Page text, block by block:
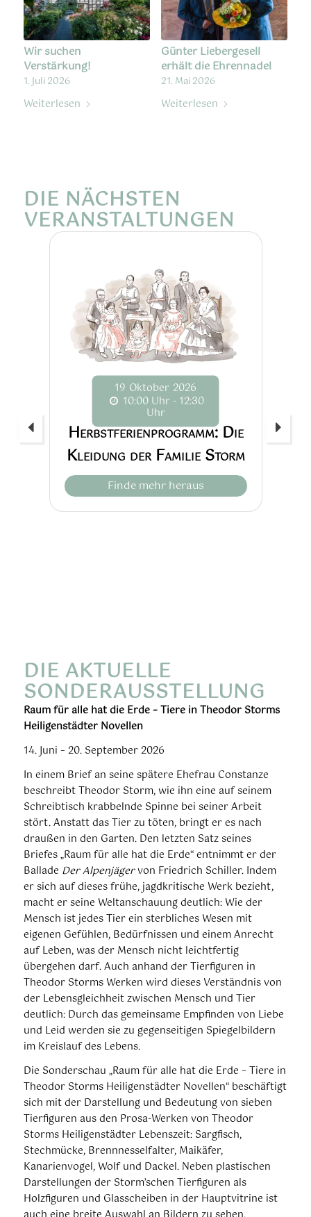
Wir suchen
Verstärkung!
1. Juli 2026
Weiterlesen
Günter Liebergesell
erhält die Ehrennadel
21. Mai 2026
Weiterlesen
DIE NÄCHSTEN
VERANSTALTUNGEN
19 Oktober 2026
10:00 Uhr - 12:30
Uhr
Herbstferienprogramm: Die
Kleidung der Familie Storm
Finde mehr heraus
DIE AKTUELLE
SONDERAUSSTELLUNG
Raum für alle hat die Erde – Tiere in Theodor Storms
Heiligenstädter Novellen
14. Juni – 20. September 2026
In einem Brief an seine spätere Ehefrau Constanze
beschreibt Theodor Storm, wie ihn eine auf seinem
Schreibtisch krabbelnde Spinne bei seiner Arbeit
stört. Anstatt das Tier zu töten, bringt er es nach
draußen in den Garten. Den letzten Satz seines
Briefes „Raum für alle hat die Erde“ entnimmt er der
Ballade Der Alpenjägervon Friedrich Schiller. Indem
er sich auf dieses frühe, jagdkritische Werk bezieht,
macht er seine Weltanschauung deutlich: Wie der
Mensch ist jedes Tier ein sterbliches Wesen mit
eigenen Gefühlen, Bedürfnissen und einem Anrecht
auf Leben, was der Mensch nicht leichtfertig
übergehen darf. Auch anhand der Tierfiguren in
Theodor Storms Werken wird dieses Verständnis von
der Lebensgleichheit zwischen Mensch und Tier
deutlich: Durch das gemeinsame Empfinden von Liebe
und Leid werden sie zu gegenseitigen Spiegelbildern
im Kreislauf des Lebens.
Die Sonderschau „Raum für alle hat die Erde – Tiere in
Theodor Storms Heiligenstädter Novellen“ beschäftigt
sich mit der Darstellung und Bedeutung von sieben
Tierfiguren aus den Prosa-Werken von Theodor
Storms Heiligenstädter Lebenszeit: Sargfisch,
Stechmücke, Brennnesselfalter, Maikäfer,
Kanarienvogel, Wolf und Dackel. Neben plastischen
Darstellungen der Storm’schen Tierfiguren als
Holzfiguren und Glasscheiben in der Hauptvitrine ist